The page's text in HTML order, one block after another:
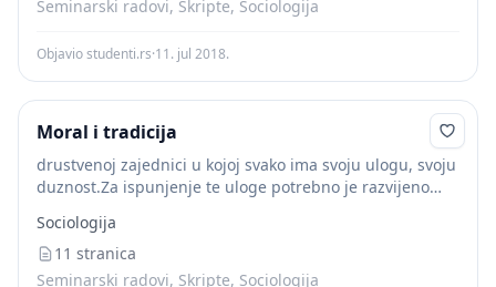
Seminarski radovi, Skripte, Sociologija
Objavio studenti.rs·11. jul 2018.
Moral i tradicija
drustvenoj zajednici u kojoj svako ima svoju ulogu, svoju
duznost.Za ispunjenje te uloge potrebno je razvijeno
tipovima moralnosti kao sto smo u istoriji...
Sociologija
11 stranica
Seminarski radovi, Skripte, Sociologija